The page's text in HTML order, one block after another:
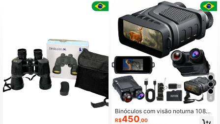
4
Binóculos com visão noturna 1080
P. Equipados com função infraverm
R$450 ,00